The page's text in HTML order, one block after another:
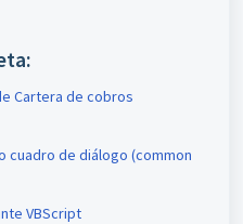
Cartera de cobros
cuadro de diálogo (common
VBScript